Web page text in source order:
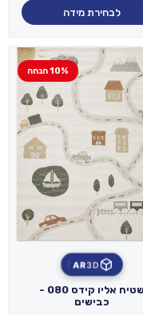
לבחירת מידה
10% הנחה
3D
AR
שטיח אליו קידס 080 -
כבישים